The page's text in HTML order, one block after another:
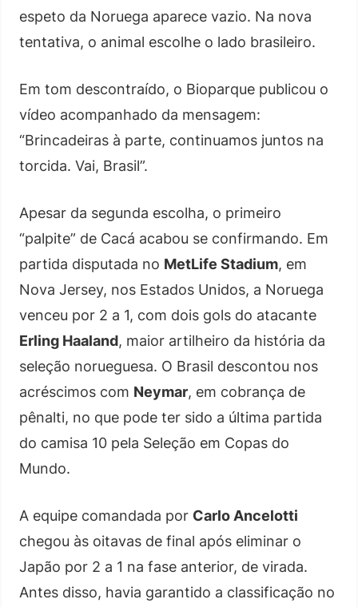
espeto da Noruega aparece vazio. Na nova
tentativa, o animal escolhe o lado brasileiro.
Em tom descontraído, o Bioparque publicou o
vídeo acompanhado da mensagem:
“Brincadeiras à parte, continuamos juntos na
torcida. Vai, Brasil”.
Apesar da segunda escolha, o primeiro
“palpite” de Cacá acabou se confirmando. Em
partida disputada no MetLife Stadium, em
Nova Jersey, nos Estados Unidos, a Noruega
venceu por 2 a 1, com dois gols do atacante
Erling Haaland, maior artilheiro da história da
seleção norueguesa. O Brasil descontou nos
acréscimos com Neymar, em cobrança de
pênalti, no que pode ter sido a última partida
do camisa 10 pela Seleção em Copas do
Mundo.
A equipe comandada por Carlo Ancelotti
chegou às oitavas de final após eliminar o
Japão por 2 a 1 na fase anterior, de virada.
Antes disso, havia garantido a classificação no